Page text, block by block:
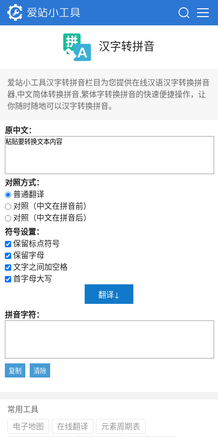
汉字转拼音
爱站小工具汉字转拼音栏目为您提供在线汉语汉字转换拼音
器,中文简体转换拼音,繁体字转换拼音的快速便捷操作，让
你随时随地可以汉字转换拼音。
原中文：
对照方式：
普通翻译
对照（中文在拼音前）
对照（中文在拼音后）
符号设置：
保留标点符号
保留字母
文字之间加空格
首字母大写
拼音字符：
常用工具
电子地图
在线翻译 元素周期表